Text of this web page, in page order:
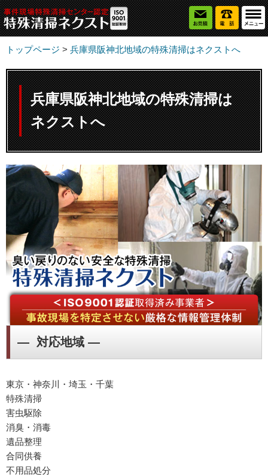
トップページ > 兵庫県阪神北地域の特殊清掃はネクストへ
兵庫県阪神北地域の特殊清掃は
ネクストへ
― 対応地域 ―
東京・神奈川・埼玉・千葉
特殊清掃
害虫駆除
消臭・消毒
遺品整理
合同供養
不用品処分